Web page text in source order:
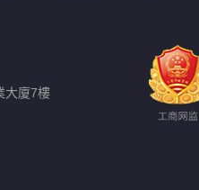
大廈7樓